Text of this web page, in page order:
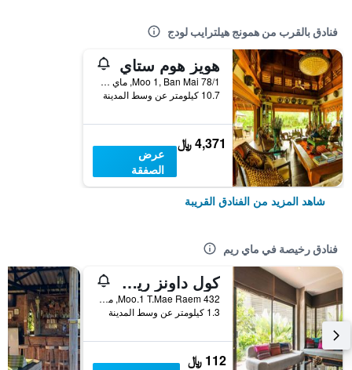
فنادق بالقرب من همونج هيلترايب لودج
هويز هوم ستاي
78/1 Moo 1, Ban Mai, ماي ريم, تايلاند
10.7 كيلومتر عن وسط المدينة
4,371 ﷼
عرض
الصفقة
شاهد المزيد من الفنادق القريبة
فنادق رخيصة في ماي ريم
كول داونز ريزورت
432 Moo.1 T.Mae Raem, ماي ريم, تايلاند
1.3 كيلومتر عن وسط المدينة
112 ﷼